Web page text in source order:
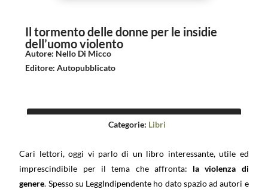
Il tormento delle donne per le insidie
dell’uomo violento
Autore: Nello Di Micco
Editore:Autopubblicato
Categorie: Libri
Cari lettori, oggi vi parlo di un libro interessante, utile ed
imprescindibile per il tema che affronta: la violenza di
genere. Spesso su LeggIndipendente ho dato spazio ad autori e